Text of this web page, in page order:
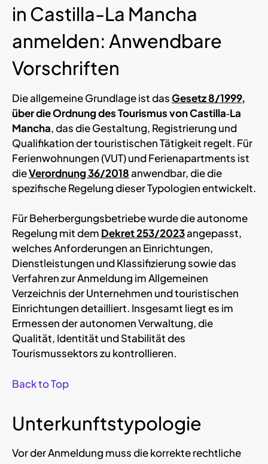
in Castilla-La Mancha
anmelden: Anwendbare
Vorschriften
Die allgemeine Grundlage ist dasGesetz 8/1999,
über die Ordnung des Tourismus von Castilla‑La
Mancha, das die Gestaltung, Registrierung und
Qualifikation der touristischen Tätigkeit regelt. Für
Ferienwohnungen (VUT) und Ferienapartments ist
dieVerordnung 36/2018anwendbar, die die
spezifische Regelung dieser Typologien entwickelt.
Für Beherbergungsbetriebe wurde die autonome
Regelung mit dem Dekret 253/2023angepasst,
welches Anforderungen an Einrichtungen,
Dienstleistungen und Klassifizierung sowie das
Verfahren zur Anmeldung im Allgemeinen
Verzeichnis der Unternehmen und touristischen
Einrichtungen detailliert. Insgesamt liegt es im
Ermessen der autonomen Verwaltung, die
Qualität, Identität und Stabilität des
Tourismussektors zu kontrollieren.
Back to Top
Unterkunftstypologie
Vor der Anmeldung muss die korrekte rechtliche